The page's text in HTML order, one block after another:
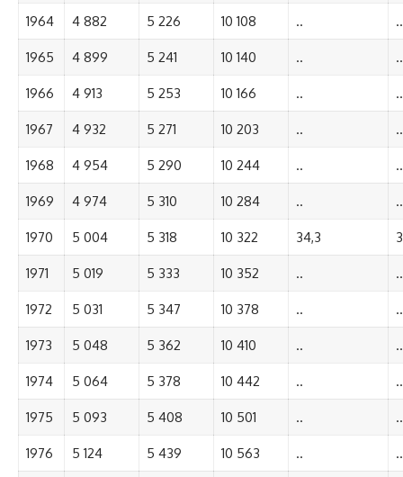
1964 4 882 5 226 10 108 .. ..
1965 4 899 5 241 10 140 .. ..
1966 4 913 5 253 10 166 .. ..
1967 4 932 5 271 10 203 .. ..
1968 4 954 5 290 10 244 .. ..
1969 4 974 5 310 10 284 .. ..
1970 5 004 5 318 10 322 34,3
1971 5 019 5 333 10 352 .. ..
1972 5 031 5 347 10 378 .. ..
1973 5 048 5 362 10 410 .. ..
1974 5 064 5 378 10 442 .. ..
1975 5 093 5 408 10 501 .. ..
1976 5 124 5 439 10 563 .. ..